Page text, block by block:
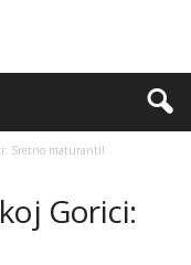
Sretno maturanti!
Gorici: